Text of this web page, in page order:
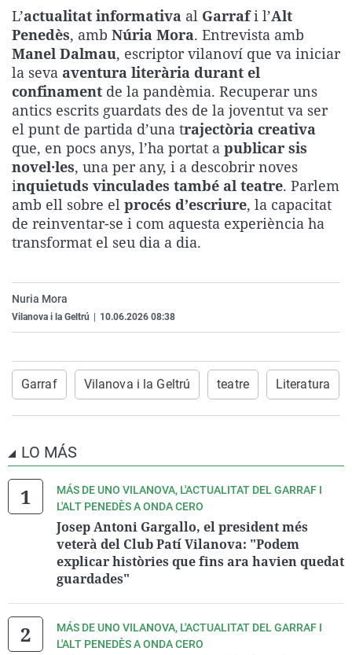
La rosa de los vientos
Gente viajera
Como el perro y el
Caso
Retornados
Equipo de
Operación Viuda
Extremadura
Galicia
La Rioja
Navarra
País Vasco
Virales
Televisión
Elecciones
L’actualitat informativa al Garrafi l’Alt
Penedès, amb Núria Mora. Entrevista amb
Manel Dalmau, escriptor vilanoví que va iniciar
la seva aventura literària durant el
confinament de la pandèmia. Recuperar uns
antics escrits guardats des de la joventut va ser
el punt de partida d’una trajectòria creativa
que, en pocs anys, l’ha portat a publicar sis
novel·les, una per any, i a descobrir noves
inquietuds vinculades també al teatre. Parlem
amb ell sobre el procés d’escriure, la capacitat
de reinventar-se i com aquesta experiència ha
transformat el seu dia a dia.
Nuria Mora
Vilanova i la Geltrú 10.06.2026 08:38
Garraf Vilanova i la Geltrú teatre Literatura
LO MÁS
MÁS DE UNO VILANOVA, L'ACTUALITAT DEL GARRAF I
L'ALT PENEDÈS A ONDA CERO
Josep Antoni Gargallo, el president més
veterà del Club Patí Vilanova: "Podem
explicar històries que fins ara havien quedat
guardades"
MÁS DE UNO VILANOVA, L'ACTUALITAT DEL GARRAF I
L'ALT PENEDÈS A ONDA CERO